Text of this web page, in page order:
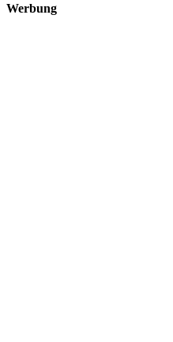
Werbung